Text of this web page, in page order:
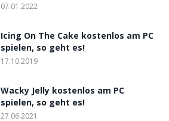
07.01.2022
Icing On The Cake kostenlos am PC
spielen, so geht es!
17.10.2019
Wacky Jelly kostenlos am PC
spielen, so geht es!
27.06.2021